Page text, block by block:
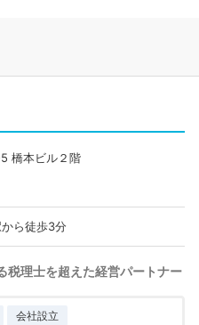
橋本ビル２階
ら徒歩3分
税理士を超えた経営パートナー
会社設立